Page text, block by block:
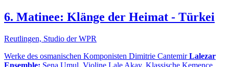
6. Matinee: Klänge der Heimat - Türkei
Reutlingen, Studio der WPR
Werke des osmanischen Komponisten Dimitrie CantemirLalezar
Ensemble: Sena Umul, Violine Lale Akay, Klassische Kemençe